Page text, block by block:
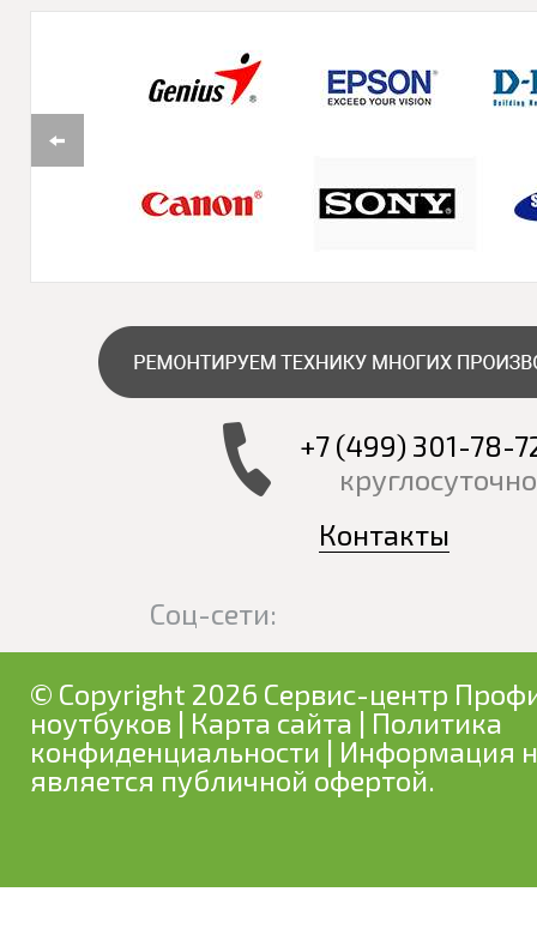
+7 (499) 301-78-
Контакты
Соц-сети:
© Copyright 2026 Сервис-центр
ноутбуков | Карта сайта | Политика
конфиденциальности | Информация
является публичной офертой.